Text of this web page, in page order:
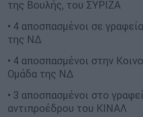
της Βουλής, του ΣΥΡΙΖΑ
• 4 αποσπασμένοι σε
της ΝΔ
• 4 αποσπασμένοι στην
Ομάδα της ΝΔ
• 3 αποσπασμένοι στο
αντιπροέδρου του ΚΙΝΑΛ